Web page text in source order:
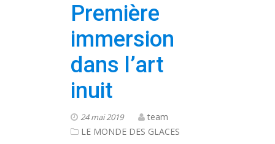
Première
immersion
dans l’art
inuit
24 mai 2019
team
LE MONDE DES GLACES